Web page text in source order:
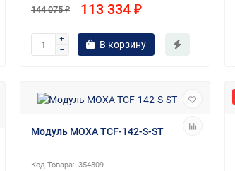
144 075 ₽ 113 334 ₽
В корзину
Модуль MOXA TCF-142-S-ST
354809